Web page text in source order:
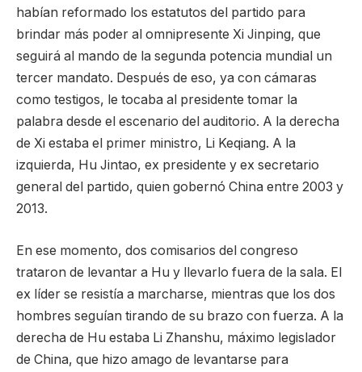
habían reformado los estatutos del partido para
brindar más poder al omnipresente Xi Jinping, que
seguirá al mando de la segunda potencia mundial un
tercer mandato. Después de eso, ya con cámaras
como testigos, le tocaba al presidente tomar la
palabra desde el escenario del auditorio. A la derecha
de Xi estaba el primer ministro, Li Keqiang. A la
izquierda, Hu Jintao, ex presidente y ex secretario
general del partido, quien gobernó China entre 2003 y
2013.
En ese momento, dos comisarios del congreso
trataron de levantar a Hu y llevarlo fuera de la sala. El
ex líder se resistía a marcharse, mientras que los dos
hombres seguían tirando de su brazo con fuerza. A la
derecha de Hu estaba Li Zhanshu, máximo legislador
de China, que hizo amago de levantarse para